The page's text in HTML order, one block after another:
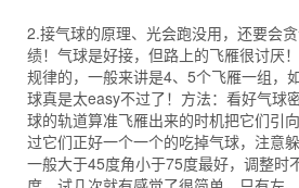
2.接气球的原理、光会跑没用，还要会
绩！气球是好接，但路上的飞雁很讨厌
规律的，一般来讲是4、5个飞雁一组，
球真是太easy不过了！方法：看好气球
球的轨道算准飞雁出来的时机把它们引
过它们正好一个一个的吃掉气球，注意
一般大于45度角小于75度最好，调整时